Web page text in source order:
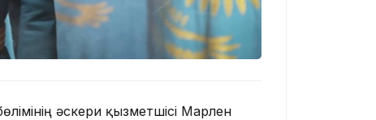
әскери қызметшісі Марлен